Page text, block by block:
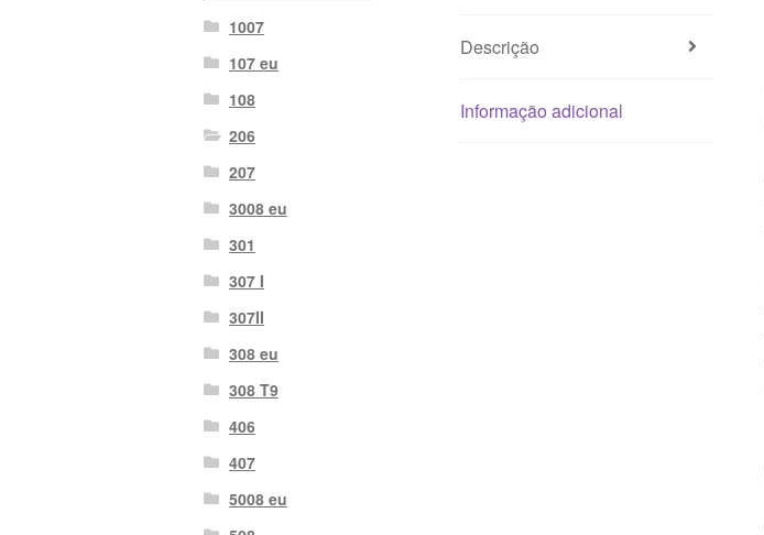
Descrição
Informação adicional
1007
107 eu
108
206
207
3008 eu
301
307 I
307II
308 eu
308 T9
406
407
5008 eu